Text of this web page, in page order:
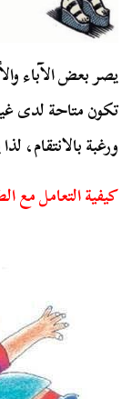
يصر بعض الآباء
تكون متاحة لدى
ورغبة بالانتقام،
كيفية التعامل مع